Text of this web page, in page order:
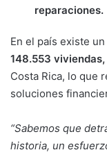
reparaciones.
En el país existe
148.553 viviendas,
Costa Rica, lo que
soluciones
“Sabemos que
historia, un